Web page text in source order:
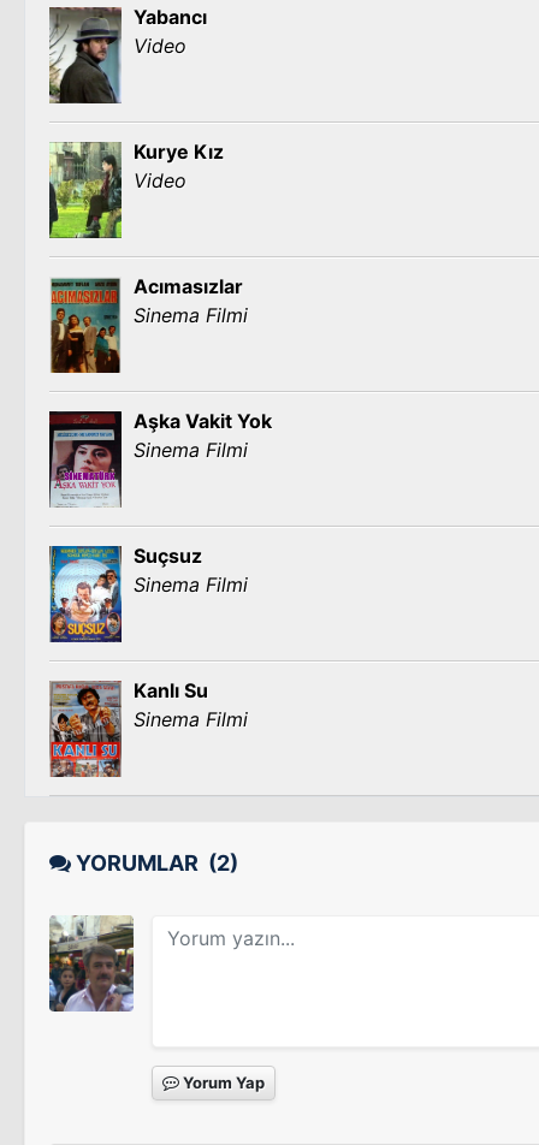
Yabancı
Video
Kurye Kız
Video
Acımasızlar
Sinema Filmi
Aşka Vakit Yok
Sinema Filmi
Suçsuz
Sinema Filmi
Kanlı Su
Sinema Filmi
YORUMLAR (2)
Yorum Yap